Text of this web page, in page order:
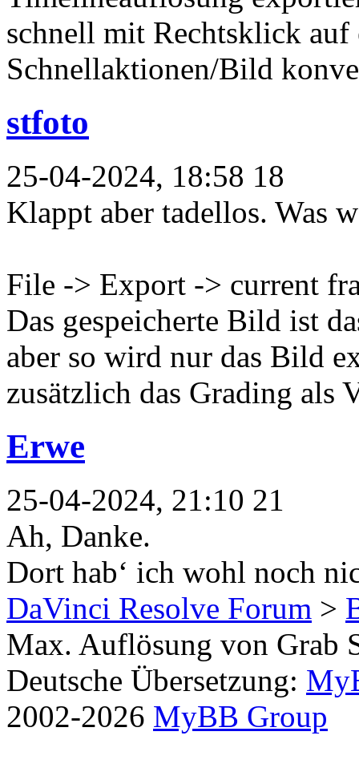
schnell mit Rechtsklick
Schnellaktionen/Bild
stfoto
25-04-2024, 18:58 18
Klappt aber tadellos. Was
File -> Export -> current
Das gespeicherte Bild ist
aber so wird nur das Bild
zusätzlich das Grading als
Erwe
25-04-2024, 21:10 21
Ah, Danke.
Dort hab‘ ich wohl noch
DaVinci Resolve Forum >
Max. Auflösung von Grab
Deutsche Übersetzung:
2002-2026 MyBB Group